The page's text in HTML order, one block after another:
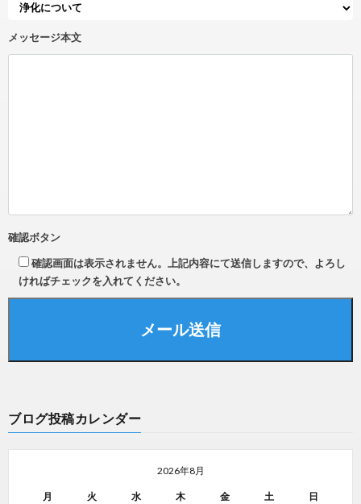
メッセージ本文
確認ボタン
確認画面は表示されません。上記内容にて送信しますので、よろし
ければチェックを入れてください。
ブログ投稿カレンダー
2026年8月
月 火 水 木 金 土 日